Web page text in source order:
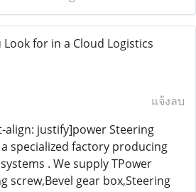
for in a Cloud Logistics
แจ้งลบ
align: justify]power Steering
specialized factory producing
. We supply TPower
screw,Bevel gear box,Steering